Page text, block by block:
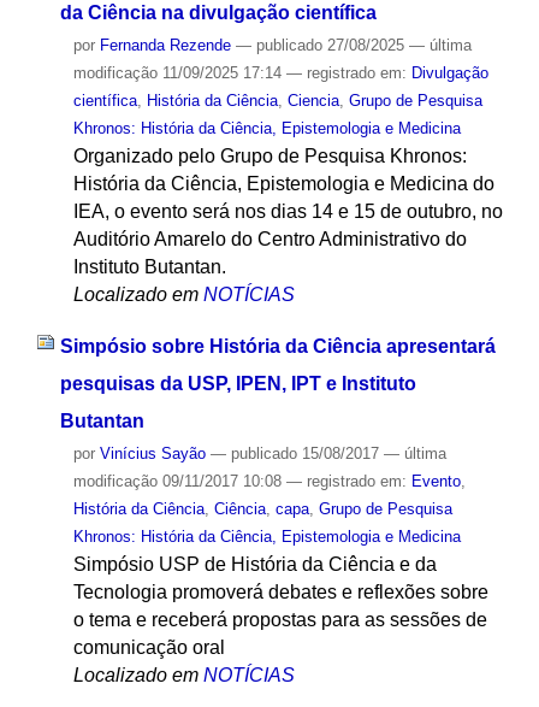
da Ciência na divulgação científica
por Fernanda Rezende — publicado27/08/2025 — última
modificação11/09/2025 17:14 — registrado em: Divulgação
científica, História da Ciência, Ciencia, Grupo de Pesquisa
Khronos: História da Ciência, Epistemologia e Medicina
Organizado pelo Grupo de Pesquisa Khronos:
História da Ciência, Epistemologia e Medicina do
IEA, o evento será nos dias 14 e 15 de outubro, no
Auditório Amarelo do Centro Administrativo do
Instituto Butantan.
Localizado em NOTÍCIAS
Simpósio sobre História da Ciência apresentará
pesquisas da USP, IPEN, IPT e Instituto
Butantan
por Vinícius Sayão — publicado15/08/2017 — última
modificação09/11/2017 10:08 — registrado em: Evento,
História da Ciência, Ciência, capa, Grupo de Pesquisa
Khronos: História da Ciência, Epistemologia e Medicina
Simpósio USP de História da Ciência e da
Tecnologia promoverá debates e reflexões sobre
o tema e receberá propostas para as sessões de
comunicação oral
Localizado em NOTÍCIAS